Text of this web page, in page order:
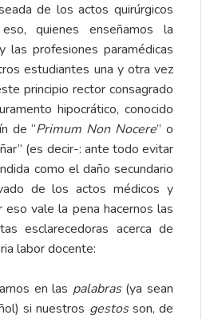
de los actos quirúrgicos
quienes enseñamos la
las profesiones paramédicas
estudiantes una y otra vez
principio rector consagrado
hipocrático, conocido
de “Primum Non Nocere” o
(es decir-: ante todo evitar
como el daño secundario
de los actos médicos y
vale la pena hacernos las
esclarecedoras acerca de
labor docente:
en las palabras(ya sean
si nuestros gestosson, de